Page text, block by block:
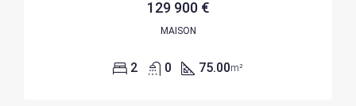
129 900 €
MAISON
2 0 75.00m²